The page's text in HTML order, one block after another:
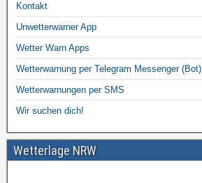
Kontakt
Unwetterwarner App
Wetter Warn Apps
Wetterwarnung per Telegram Messenger (Bot)
Wetterwarnungen per SMS
Wir suchen dich!
Wetterlage NRW